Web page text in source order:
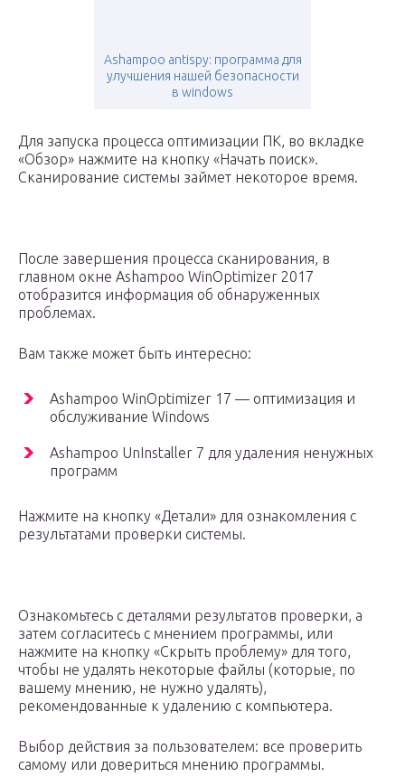
Ashampoo antispy: программа для
улучшения нашей безопасности
в windows
Для запуска процесса оптимизации ПК, во вкладке
«Обзор» нажмите на кнопку «Начать поиск».
Сканирование системы займет некоторое время.
После завершения процесса сканирования, в
главном окне Ashampoo WinOptimizer 2017
отобразится информация об обнаруженных
проблемах.
Вам также может быть интересно:
Ashampoo WinOptimizer 17 — оптимизация и
обслуживание Windows
Ashampoo UnInstaller 7 для удаления ненужных
программ
Нажмите на кнопку «Детали» для ознакомления с
результатами проверки системы.
Ознакомьтесь с деталями результатов проверки, а
затем согласитесь с мнением программы, или
нажмите на кнопку «Скрыть проблему» для того,
чтобы не удалять некоторые файлы (которые, по
вашему мнению, не нужно удалять),
рекомендованные к удалению с компьютера.
Выбор действия за пользователем: все проверить
самому или довериться мнению программы.